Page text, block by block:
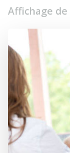
Affichage de